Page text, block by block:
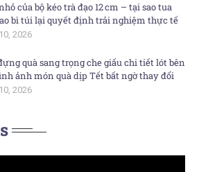
của bộ kéo trà đạo 12 cm – tại sao tua
bì túi lại quyết định trải nghiệm thực tế
2026
quà sang trọng che giấu chi tiết lót bên
ảnh món quà dịp Tết bất ngờ thay đổi
2026